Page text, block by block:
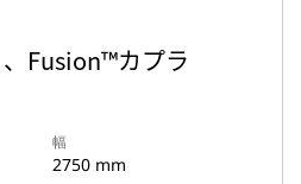
Fusion™カプラ
幅
2750 mm